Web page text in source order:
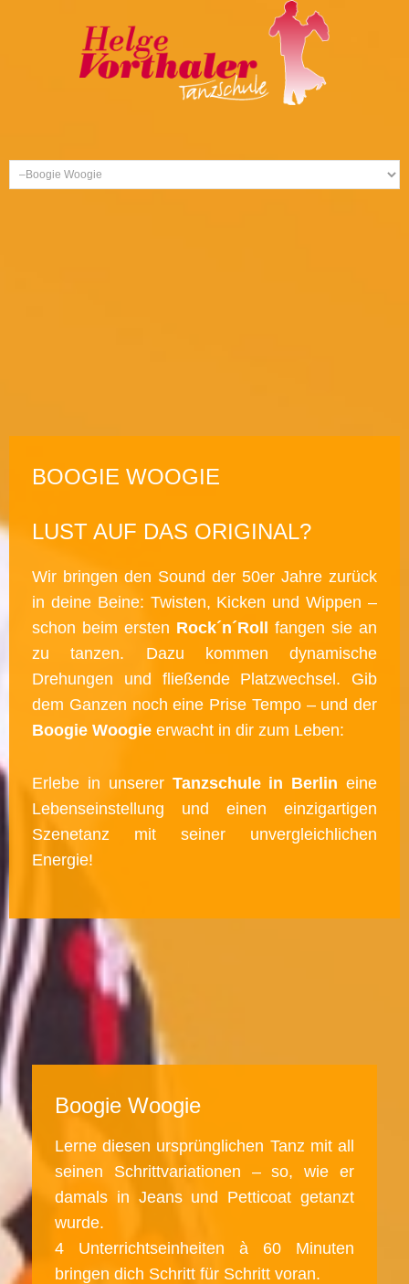
BOOGIE WOOGIE
LUST AUF DAS ORIGINAL?
Wir bringen den Sound der 50er Jahre zurück
in deine Beine: Twisten, Kicken und Wippen –
schon beim ersten Rock´n´Roll
fangen sie an
zu tanzen. Dazu kommen dynamische
Drehungen und fließende Platzwechsel. Gib
dem Ganzen noch eine Prise Tempo – und der
Boogie Woogie erwacht in dir zum Leben:
Erlebe in unserer Tanzschule in Berlin eine
Lebenseinstellung und einen einzigartigen
Szenetanz mit seiner unvergleichlichen
Energie!
Boogie Woogie
Lerne diesen ursprünglichen Tanz mit all
seinen Schrittvariationen – so, wie er
damals in Jeans und Petticoat getanzt
wurde.
4 Unterrichtseinheiten à 60 Minuten
bringen dich Schritt für Schritt voran.